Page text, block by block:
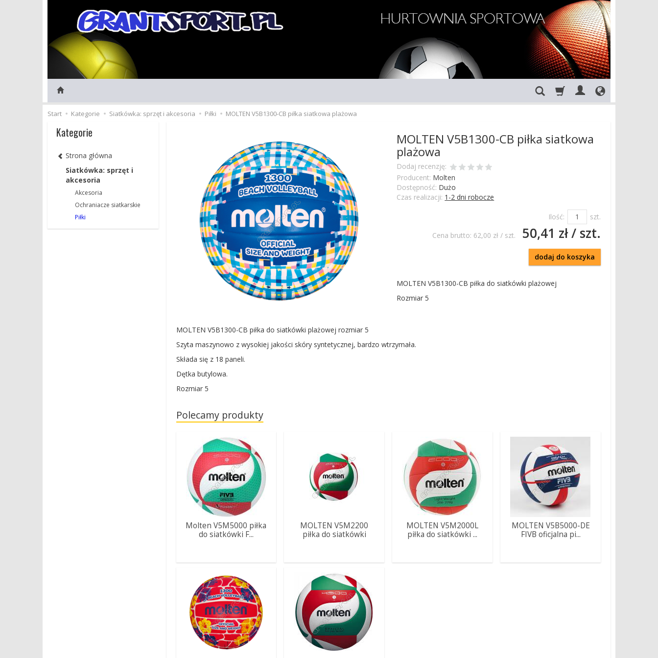
Start Kategorie Siatkówka: sprzęt i akcesoria Piłki MOLTEN V5B1300-CB piłka siatkowa plażowa
MOLTEN V5B1300-CB piłka siatkowa
plażowa
Dodaj recenzję:
Producent: Molten
Dostępność: Dużo
Czas realizacji: 1-2 dni robocze
Ilość:
szt.
Cena brutto: 62,00 zł / szt. 50,41 zł/ szt.
dodaj do koszyka
MOLTEN V5B1300-CB piłka do siatkówki plażowej
Rozmiar 5
MOLTEN V5B1300-CB piłka do siatkówki plażowej rozmiar 5
Szyta maszynowo z wysokiej jakości skóry syntetycznej, bardzo wtrzymała.
Składa się z 18 paneli.
Dętka butylowa.
Rozmiar 5
Polecamy produkty
Molten V5M5000 piłka
do siatkówki F...
MOLTEN V5M2200
piłka do siatkówki
MOLTEN V5M2000L
piłka do siatkówki ...
MOLTEN V5B5000-DE
FIVB oficjalna pi...
Kategorie
Strona główna
Siatkówka: sprzęt i
akcesoria
Akcesoria
Ochraniacze siatkarskie
Piłki